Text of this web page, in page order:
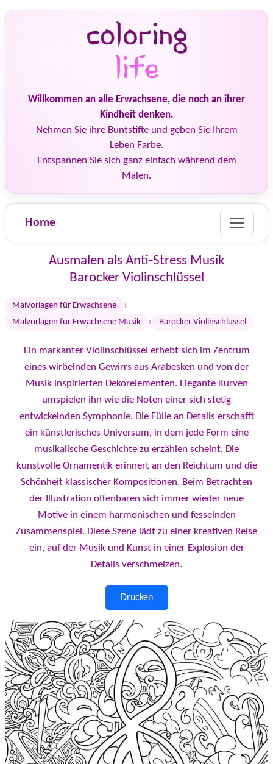
Willkommen an alle Erwachsene, die noch an ihrer
Kindheit denken.
Nehmen Sie ihre Buntstifte und geben Sie Ihrem
Leben Farbe.
Entspannen Sie sich ganz einfach während dem
Malen.
Home
Ausmalen als Anti-Stress Musik
Barocker Violinschlüssel
Malvorlagen für Erwachsene ›
Malvorlagen für Erwachsene Musik › Barocker Violinschlüssel
Ein markanter Violinschlüssel erhebt sich im Zentrum
eines wirbelnden Gewirrs aus Arabesken und von der
Musik inspirierten Dekorelementen. Elegante Kurven
umspielen ihn wie die Noten einer sich stetig
entwickelnden Symphonie. Die Fülle an Details erschafft
ein künstlerisches Universum, in dem jede Form eine
musikalische Geschichte zu erzählen scheint. Die
kunstvolle Ornamentik erinnert an den Reichtum und die
Schönheit klassischer Kompositionen. Beim Betrachten
der Illustration offenbaren sich immer wieder neue
Motive in einem harmonischen und fesselnden
Zusammenspiel. Diese Szene lädt zu einer kreativen Reise
ein, auf der Musik und Kunst in einer Explosion der
Details verschmelzen.
Drucken